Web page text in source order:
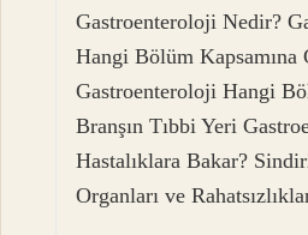
Gastroenteroloji Nedir?
Hangi Bölüm Kapsamına
Gastroenteroloji Hangi
Branşın Tıbbi Yeri
Hastalıklara Bakar?
Organları ve